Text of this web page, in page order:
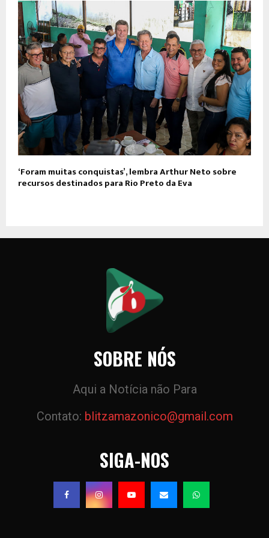
‘Foram muitas conquistas’, lembra Arthur Neto sobre
recursos destinados para Rio Preto da Eva
SOBRE NÓS
Aqui a Notícia não Para
Contato: blitzamazonico@gmail.com
SIGA-NOS